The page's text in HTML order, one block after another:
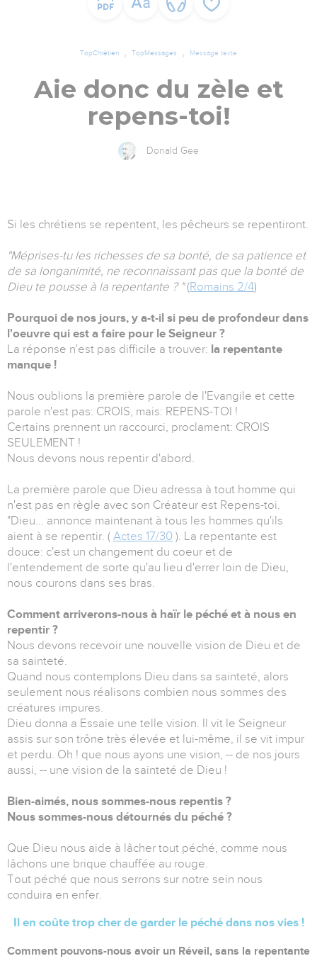
TopChrétien TopMessages Message texte
Aie donc du zèle et
repens-toi!
Donald Gee
Si les chrétiens se repentent, les pêcheurs se repentiront.
"Méprises-tu les richesses de sa bonté, de sa patience et
de sa longanimité, ne reconnaissant pas que la bonté de
Dieu te pousse à la repentante ? "(Romains 2/4)
Pourquoi de nos jours, y a-t-il si peu de profondeur dans
l'oeuvre qui est a faire pour le Seigneur ?
La réponse n'est pas difficile a trouver: la repentante
manque !
Nous oublions la première parole de l'Evangile et cette
parole n'est pas: CROIS, mais: REPENS-TOI !
Certains prennent un raccourci, proclament: CROIS
SEULEMENT !
Nous devons nous repentir d'abord.
La première parole que Dieu adressa à tout homme qui
n'est pas en règle avec son Créateur est Repens-toi.
"Dieu... annonce maintenant à tous les hommes qu'ils
aient à se repentir. ( Actes 17/30 ). La repentante est
douce: c'est un changement du coeur et de
l'entendement de sorte qu'au lieu d'errer loin de Dieu,
nous courons dans ses bras.
Comment arriverons-nous à haïr le péché et à nous en
repentir ?
Nous devons recevoir une nouvelle vision de Dieu et de
sa sainteté.
Quand nous contemplons Dieu dans sa sainteté, alors
seulement nous réalisons combien nous sommes des
créatures impures.
Dieu donna a Essaie une telle vision. Il vit le Seigneur
assis sur son trône très élevée et lui-même, il se vit impur
et perdu. Oh ! que nous ayons une vision, -- de nos jours
aussi, -- une vision de la sainteté de Dieu !
Bien-aimés, nous sommes-nous repentis ?
Nous sommes-nous détournés du péché ?
Que Dieu nous aide à lâcher tout péché, comme nous
lâchons une brique chauffée au rouge.
Tout péché que nous serrons sur notre sein nous
conduira en enfer.
Il en coûte trop cher de garder le péché dans nos vies !
Comment pouvons-nous avoir un Réveil, sans la repentante